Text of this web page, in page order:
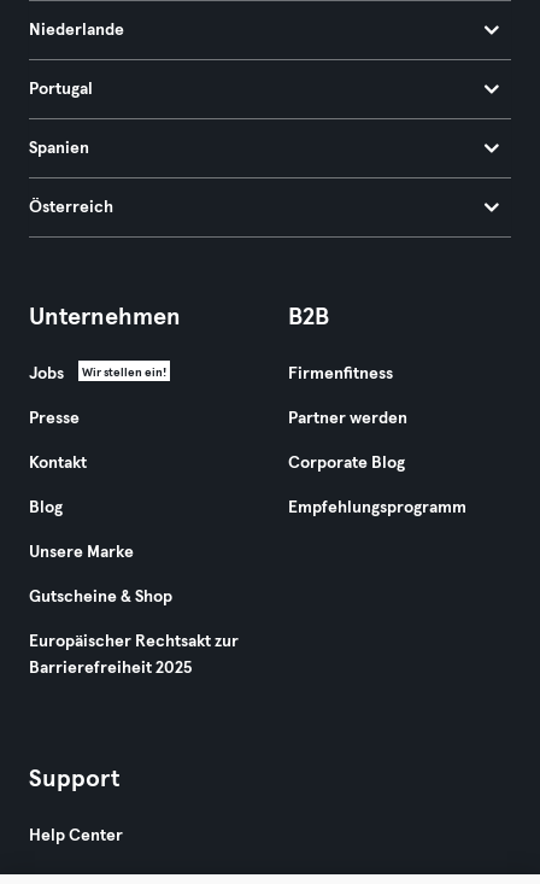
Niederlande
Portugal
Spanien
Österreich
Unternehmen
Jobs Wir stellen ein!
Presse
Kontakt
Blog
Unsere Marke
Gutscheine & Shop
Europäischer Rechtsakt zur
Barrierefreiheit 2025
B2B
Firmenfitness
Partner werden
Corporate Blog
Empfehlungsprogramm
Support
Help Center